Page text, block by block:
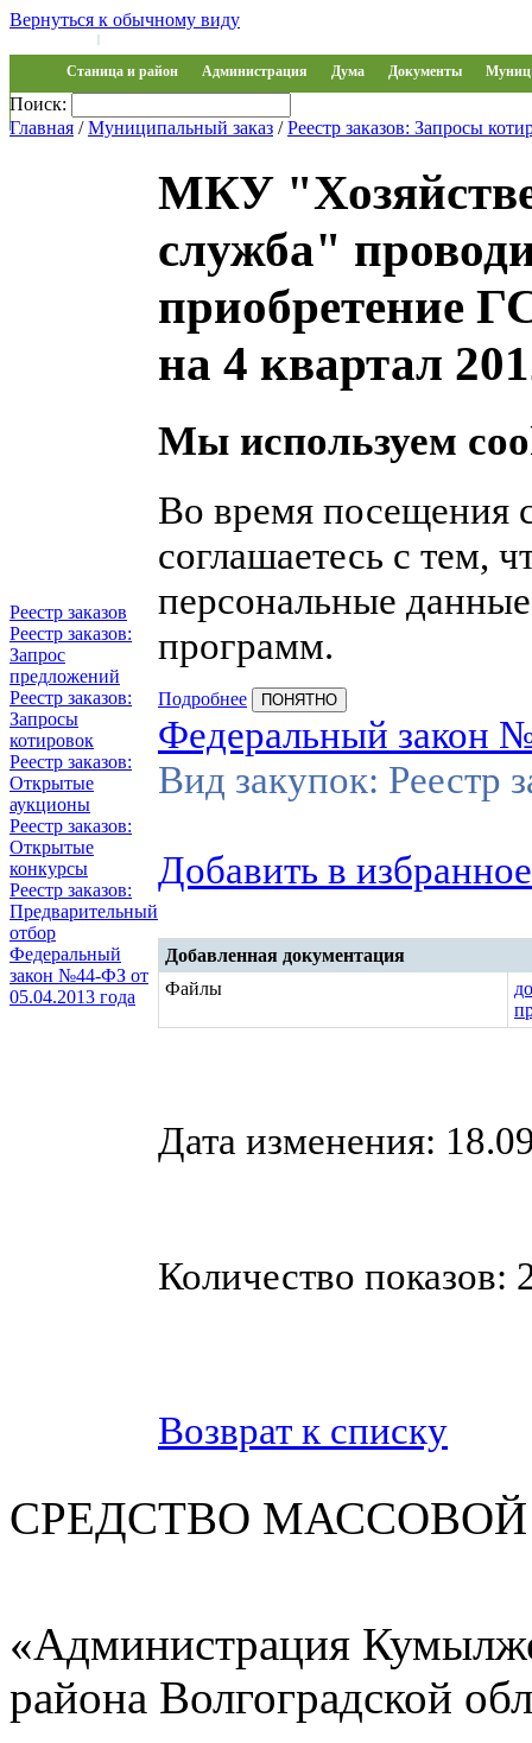
Вернуться к обычному виду
|
Станица и район Администрация Дума Документы Муниц
Обращения
Поиск:
Главная /Муниципальный заказ /Реестр заказов: Запросы
Реестр заказов
Реестр заказов:
Запрос
предложений
Реестр заказов:
Запросы
котировок
Реестр заказов:
Открытые
аукционы
Реестр заказов:
Открытые
конкурсы
Реестр заказов:
Предварительный
отбор
Федеральный
закон №44-ФЗ от
05.04.2013 года
МКУ
служба"
приобретение
на 4 квартал
Мы используем
Во время посещения
соглашаетесь с тем,
персональные
программ.
Подробнее ПОНЯТНО
Федеральный закон
Вид закупок: Реестр
Добавить в избранное
Добавленная документация
Файлы
Дата изменения:
Количество показов:
Возврат к списку
СРЕДСТВО
«Администрация
района Волгоградской